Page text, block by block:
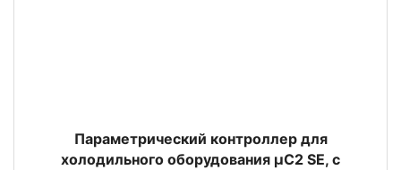
Параметрический контроллер для
холодильного оборудования µC2 SE, с